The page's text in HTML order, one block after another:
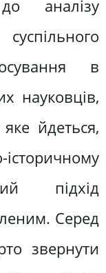
аналізу
в
науковців,
йдеться,
підхід
Серед
звернути